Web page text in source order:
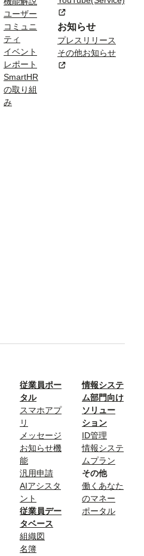
ム
ユーザー
コミュニ
ティ
イベント
レポート
SmartHR
の取り組
み
新規タブまたはウィン
お知らせ
プレスリリース
その他お知らせ
新規タブまたはウィン
従業員ポー
タル
スマホアプ
リ
メッセージ
お知らせ機
能
汎用申請
AIアシスタ
ント
従業員デー
タベース
組織図
名簿
情報システ
ム部門向け
ソリュー
ション
ID管理
情報システ
ムプラン
その他
働くあなた
のマネー
ポータル